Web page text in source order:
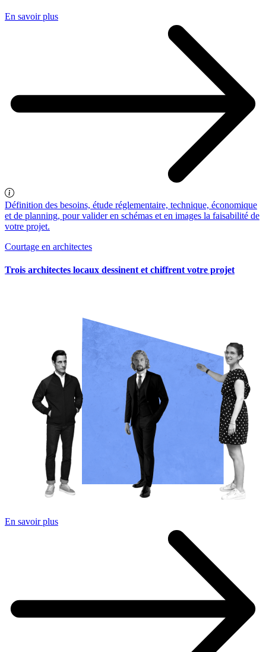
En savoir plus
Définition des besoins, étude réglementaire, technique, économique
et de planning, pour valider en schémas et en images la faisabilité de
votre projet.
Courtage en architectes
Trois architectes locaux dessinent et chiffrent votre projet
En savoir plus